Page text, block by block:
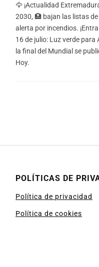
🦅 ¡Actualidad
2030, 🏥 bajan las listas
alerta por incendios.
16 de julio: Luz verde
la final del Mundial se
Hoy.
POLÍTICAS DE
Política de privacidad
Política de cookies